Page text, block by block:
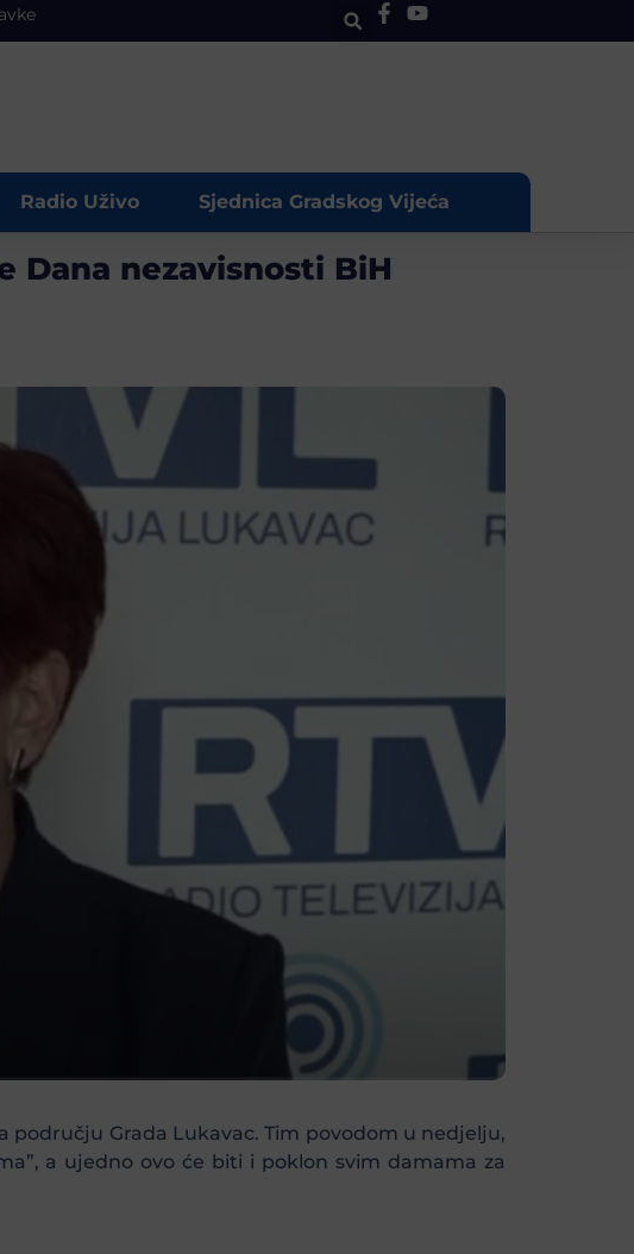
Radio Uživo Sjednica Gradskog Vijeća
Dana nezavisnosti BiH
Grada Lukavac. Tim povodom u nedjelju,
a ujedno ovo će biti i poklon svim damama za